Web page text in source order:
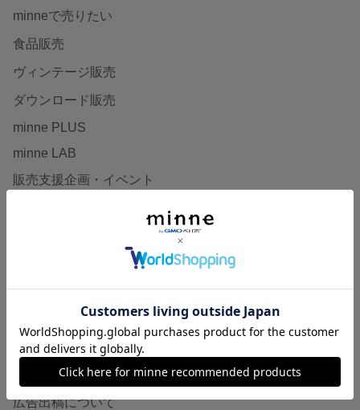
minneで売りたい
食品販売
ヴィンテージ販売
ダウンロード販売
minne PLUS
minne LAB
販売支援企画・イベント
minneとものづくりと
minneの本
企業の方へ
広告出稿について